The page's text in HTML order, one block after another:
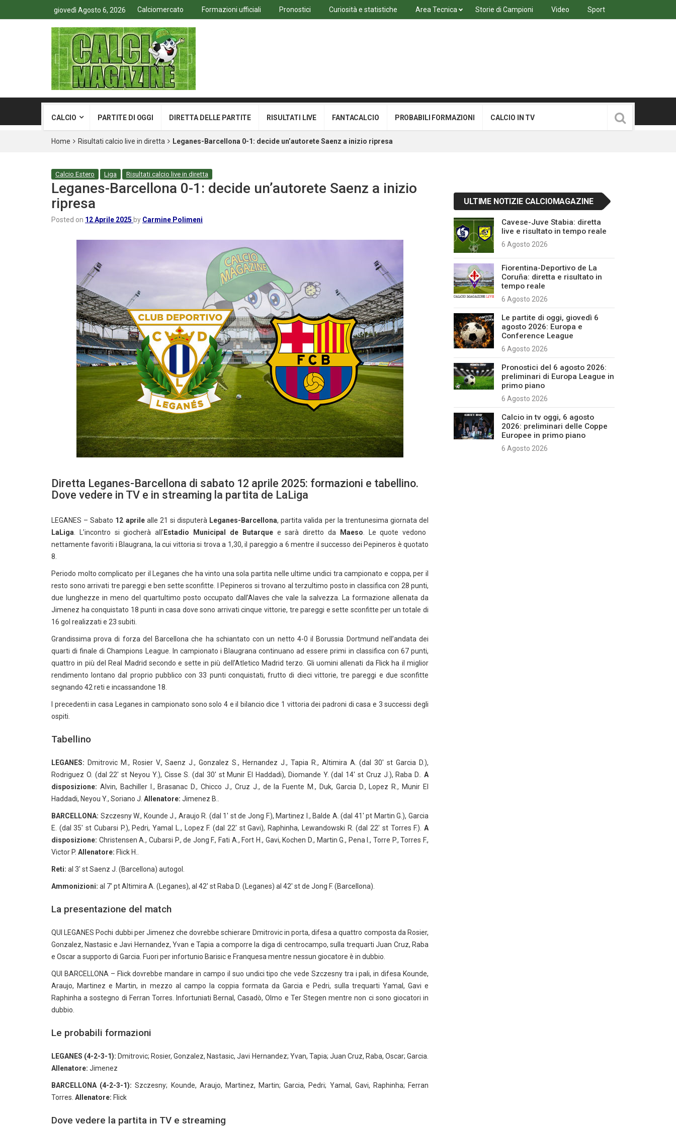
giovedì Agosto 6, 2026 Calciomercato Formazioni ufficiali Pronostici Curiosità e statistiche Area Tecnica Storie di Campioni Video Sport
CALCIO PARTITE DI OGGI DIRETTA DELLE PARTITE RISULTATI LIVE FANTACALCIO PROBABILI FORMAZIONI CALCIO IN TV
Home Risultati calcio live in diretta Leganes-Barcellona 0-1: decide un’autorete Saenz a inizio ripresa
Calcio Estero Liga Risultati calcio live in diretta
Leganes-Barcellona 0-1: decide un’autorete Saenz a inizio
ripresa
Posted on 12 Aprile 2025 by Carmine Polimeni
Diretta Leganes-Barcellona di sabato 12 aprile 2025: formazioni e tabellino.
Dove vedere in TV e in streaming la partita de LaLiga
LEGANES – Sabato 12 aprilealle 21 si disputerà Leganes-Barcellona, partita valida per la trentunesima giornata del
LaLiga . L’incontro si giocherà all’ Estadio Municipal de Butarque e sarà diretto da Maeso . Le quote vedono
nettamente favoriti i Blaugrana, la cui vittoria si trova a 1,30, il pareggio a 6 mentre il successo dei Pepineros è quotato
8.
Periodo molto complicato per il Leganes che ha vinto una sola partita nelle ultime undici tra campionato e coppa, per il
resto sono arrivati tre pareggi e ben sette sconfitte. I Pepineros si trovano al terzultimo posto in classifica con 28 punti,
due lunghezze in meno del quartultimo posto occupato dall’Alaves che vale la salvezza. La formazione allenata da
Jimenez ha conquistato 18 punti in casa dove sono arrivati cinque vittorie, tre pareggi e sette sconfitte per un totale di
16 gol realizzati e 23 subiti.
Grandissima prova di forza del Barcellona che ha schiantato con un netto 4-0 il Borussia Dortmund nell’andata dei
quarti di finale di Champions League. In campionato i Blaugrana continuano ad essere primi in classifica con 67 punti,
quattro in più del Real Madrid secondo e sette in più dell’Atletico Madrid terzo. Gli uomini allenati da Flick ha il miglior
rendimento lontano dal proprio pubblico con 33 punti conquistati, frutto di dieci vittorie, tre pareggi e due sconfitte
segnando 42 reti e incassandone 18.
I precedenti in casa Leganes in campionato sono solo 4 e il bilancio dice 1 vittoria dei padroni di casa e 3 successi degli
ospiti.
Tabellino
LEGANES: Dmitrovic M., Rosier V., Saenz J., Gonzalez S., Hernandez J., Tapia R., Altimira A. (dal 30′ st Garcia D.),
Rodriguez O. (dal 22′ st Neyou Y.), Cisse S. (dal 30′ st Munir El Haddadi), Diomande Y. (dal 14′ st Cruz J.), Raba D.. A
disposizione: Alvin, Bachiller I., Brasanac D., Chicco J., Cruz J., de la Fuente M., Duk, Garcia D., Lopez R., Munir El
Haddadi, Neyou Y., Soriano J. Allenatore: Jimenez B..
BARCELLONA: Szczesny W., Kounde J., Araujo R. (dal 1′ st de Jong F.), Martinez I., Balde A. (dal 41′ pt Martin G.), Garcia
E. (dal 35′ st Cubarsi P.), Pedri, Yamal L., Lopez F. (dal 22′ st Gavi), Raphinha, Lewandowski R. (dal 22′ st Torres F.). A
disposizione: Christensen A., Cubarsi P., de Jong F., Fati A., Fort H., Gavi, Kochen D., Martin G., Pena I., Torre P., Torres F.,
Victor P. Allenatore: Flick H..
Reti: al 3′ st Saenz J. (Barcellona) autogol.
Ammonizioni: al 7′ pt Altimira A. (Leganes), al 42′ st Raba D. (Leganes) al 42′ st de Jong F. (Barcellona).
La presentazione del match
QUI LEGANES Pochi dubbi per Jimenez che dovrebbe schierare Dmitrovic in porta, difesa a quattro composta da Rosier,
Gonzalez, Nastasic e Javi Hernandez, Yvan e Tapia a comporre la diga di centrocampo, sulla trequarti Juan Cruz, Raba
e Oscar a supporto di Garcia. Fuori per infortunio Barisic e Franquesa mentre nessun giocatore è in dubbio.
QUI BARCELLONA – Flick dovrebbe mandare in campo il suo undici tipo che vede Szczesny tra i pali, in difesa Kounde,
Araujo, Martinez e Martin, in mezzo al campo la coppia formata da Garcia e Pedri, sulla trequarti Yamal, Gavi e
Raphinha a sostegno di Ferran Torres. Infortuniati Bernal, Casadò, Olmo e Ter Stegen mentre non ci sono giocatori in
dubbio.
Le probabili formazioni
LEGANES (4-2-3-1): Dmitrovic; Rosier, Gonzalez, Nastasic, Javi Hernandez; Yvan, Tapia; Juan Cruz, Raba, Oscar; Garcia.
Allenatore: Jimenez
BARCELLONA (4-2-3-1): Szczesny; Kounde, Araujo, Martinez, Martin; Garcia, Pedri; Yamal, Gavi, Raphinha; Ferran
Torres. Allenatore: Flick
Dove vedere la partita in TV e streaming
ULTIME NOTIZIE CALCIOMAGAZINE
Cavese-Juve Stabia: diretta
live e risultato in tempo reale
6 Agosto 2026
Fiorentina-Deportivo de La
Coruña: diretta e risultato in
tempo reale
6 Agosto 2026
Le partite di oggi, giovedì 6
agosto 2026: Europa e
Conference League
6 Agosto 2026
Pronostici del 6 agosto 2026:
preliminari di Europa League in
primo piano
6 Agosto 2026
Calcio in tv oggi, 6 agosto
2026: preliminari delle Coppe
Europee in primo piano
6 Agosto 2026